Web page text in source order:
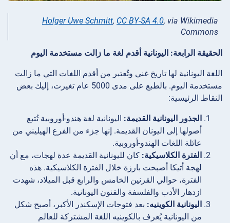
Holger Uwe Schmitt, CC BY-SA 4.0, via Wikimedia
Commons
الحقيقة الرابعة: اليونانية أقدم لغة ما زالت مستخدمة اليوم
اللغة اليونانية لها تاريخ غني وتُعتبر من أقدم اللغات التي ما زالت
مستخدمة اليوم. بالطبع على مدى 5000 عام تغيرت، إليك بعض
النقاط الرئيسية:
الجذور اليونانية القديمة: اليونانية لغة هندو-أوروبية تُتبع
أصولها إلى اليونان القديمة. إنها جزء من الفرع الهيليني من
عائلة اللغات الهندو-أوروبية.
الفترة الكلاسيكية: كان لليونانية القديمة عدة لهجات، مع أن
لهجة أتيكا أصبحت بارزة خلال الفترة الكلاسيكية. هذه
الفترة، حوالي القرنين الخامس والرابع قبل الميلاد، شهدت
ازدهار الأدب والفلسفة والفنون اليونانية.
اليونانية الكوينيه: بعد فتوحات الإسكندر الأكبر، أصبح شكل
من اليونانية يُعرف بالكوينيه اللغة المشتركة للعالم